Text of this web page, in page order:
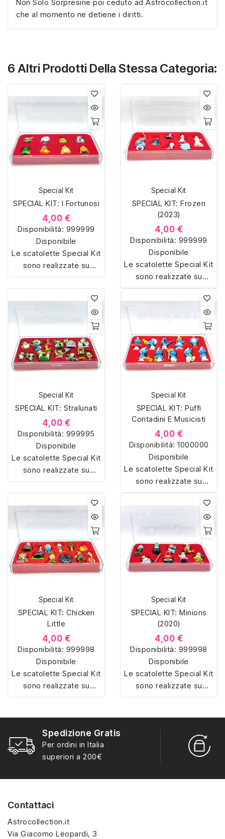
Non Solo Sorpresine poi ceduto ad Astrocollection.it
che al momento ne detiene i diritti.
6 Altri Prodotti Della Stessa Categoria:
Special Kit
SPECIAL KIT: I Fortunosi
4,00 €
Disponibilità: 999999
Disponibile
Le scatolette Special Kit
sono realizzate su
misura con materiali di
alta qualità, hanno un
interno sagomato in
vellutino rosso e offrono
soluzioni eleganti e
pratiche per organizzare
e mostrare la tua
collezione di sorpresine.
Special Kit
SPECIAL KIT: Frozen
(2023)
4,00 €
Disponibilità: 999999
Disponibile
Le scatolette Special Kit
sono realizzate su
misura con materiali di
alta qualità, hanno un
interno sagomato in
vellutino rosso e offrono
soluzioni eleganti e
pratiche per organizzare
e mostrare la tua
collezione di sorpresine.
Special Kit
SPECIAL KIT: Stralunati
4,00 €
Disponibilità: 999995
Disponibile
Le scatolette Special Kit
sono realizzate su
misura con materiali di
alta qualità, hanno un
interno sagomato in
vellutino rosso e offrono
soluzioni eleganti e
pratiche per organizzare
e mostrare la tua
collezione di sorpresine.
Special Kit
SPECIAL KIT: Puffi
Contadini E Musicisti
4,00 €
Disponibilità: 1000000
Disponibile
Le scatolette Special Kit
sono realizzate su
misura con materiali di
alta qualità, hanno un
interno sagomato in
vellutino rosso e offrono
soluzioni eleganti e
pratiche per organizzare
e mostrare la tua
Special Kit
SPECIAL KIT: Chicken
Little
4,00 €
Disponibilità: 999998
Disponibile
Le scatolette Special Kit
sono realizzate su
misura con materiali di
vellutino rosso e offrono
soluzioni eleganti e
pratiche per organizzare
collezione di sorpresine.
Special Kit
SPECIAL KIT: Minions
(2020)
4,00 €
Disponibilità: 999998
Disponibile
Le scatolette Special Kit
sono realizzate su
misura con materiali di
vellutino rosso e offrono
soluzioni eleganti e
pratiche per organizzare
collezione di sorpresine.
Spedizione Gratis
Per ordini in Italia
superiori a 200€
Contattaci
Astrocollection.it
Via Giacomo Leopardi, 3